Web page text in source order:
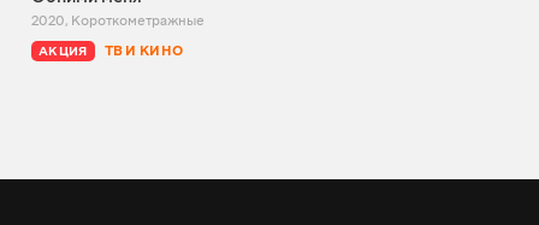
2020, Короткометражные
АКЦИЯ ТВ И КИНО